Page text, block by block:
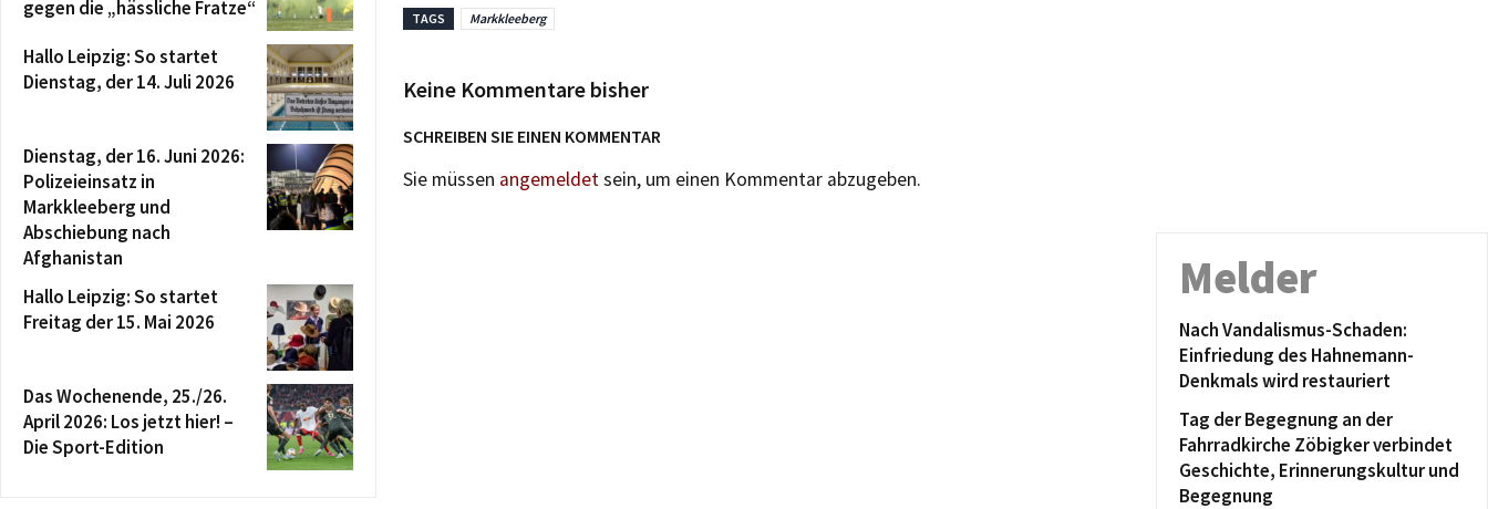
TAGS Markkleeberg
Keine Kommentare bisher
SCHREIBEN SIE EINEN KOMMENTAR
Sie müssen angemeldetsein, um einen Kommentar abzugeben.
gegen die „hässliche Fratze“
Hallo Leipzig: So startet
Dienstag, der 14. Juli 2026
Dienstag, der 16. Juni 2026:
Polizeieinsatz in
Markkleeberg und
Abschiebung nach
Afghanistan
Hallo Leipzig: So startet
Freitag der 15. Mai 2026
Das Wochenende, 25./26.
April 2026: Los jetzt hier! –
Die Sport-Edition
Melder
Nach Vandalismus-Schaden:
Einfriedung des Hahnemann-
Denkmals wird restauriert
Tag der Begegnung an der
Fahrradkirche Zöbigker verbindet
Geschichte, Erinnerungskultur und
Begegnung